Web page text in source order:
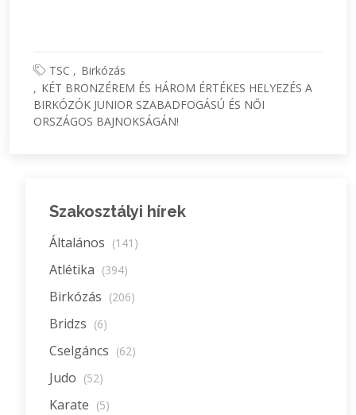
TSC
Birkózás
KÉT BRONZÉREM ÉS HÁROM ÉRTÉKES HELYEZÉS A
BIRKÓZÓK JUNIOR SZABADFOGÁSÚ ÉS NŐI
ORSZÁGOS BAJNOKSÁGÁN!
Szakosztályi hírek
Általános (141)
Atlétika (394)
Birkózás (206)
Bridzs (6)
Cselgáncs (62)
Judo (52)
Karate (5)